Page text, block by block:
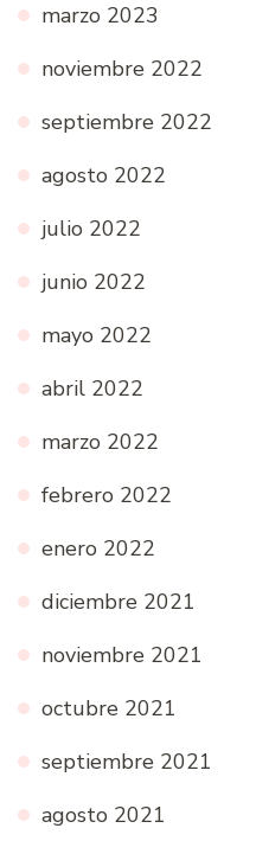
marzo 2023
noviembre 2022
septiembre 2022
agosto 2022
julio 2022
junio 2022
mayo 2022
abril 2022
marzo 2022
febrero 2022
enero 2022
diciembre 2021
noviembre 2021
octubre 2021
septiembre 2021
agosto 2021